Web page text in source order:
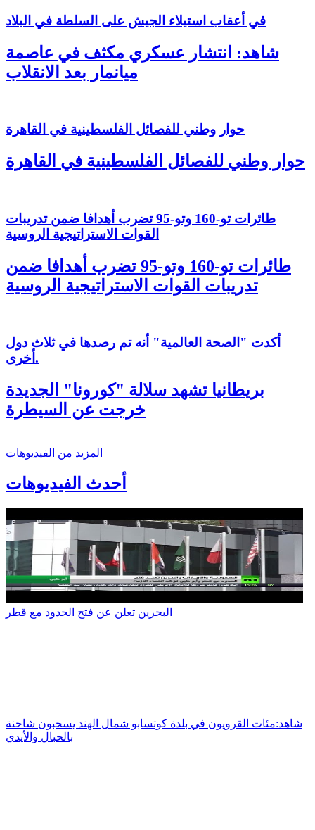
في أعقاب استيلاء الجيش على السلطة في البلاد
شاهد: انتشار عسكري مكثف في عاصمة
ميانمار بعد الانقلاب
حوار وطني للفصائل الفلسطينية في القاهرة
حوار وطني للفصائل الفلسطينية في القاهرة
طائرات تو-160 وتو-95 تضرب أهدافا ضمن تدريبات
القوات الاستراتيجية الروسية
طائرات تو-160 وتو-95 تضرب أهدافا ضمن
تدريبات القوات الاستراتيجية الروسية
أكدت "الصحة العالمية" أنه تم رصدها في ثلاث دول
أخرى.
بريطانيا تشهد سلالة "كورونا" الجديدة
خرجت عن السيطرة
المزيد من الفيديوهات
أحدث الفيديوهات
البحرين تعلن عن فتح الحدود مع قطر
شاهد:مئات القرويون في بلدة كوتسابو شمال الهند يسحبون شاحنة
بالحبال والأيدي